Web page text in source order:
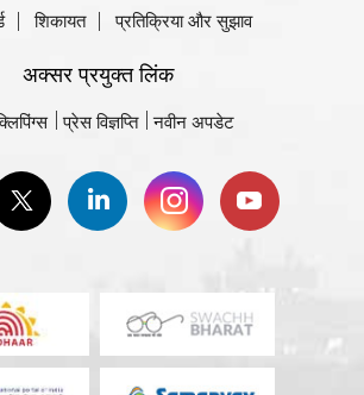
शिकायत प्रतिक्रिया और सुझाव
अक्सर प्रयुक्त लिंक
प्रेस विज्ञप्ति नवीन अपडेट